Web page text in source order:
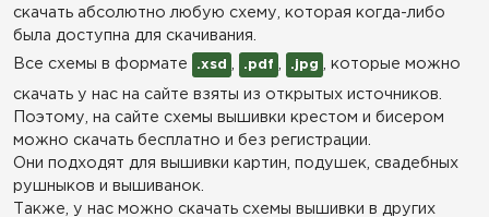
скачать абсолютно любую схему, которая когда-либо
была доступна для скачивания.
Все схемы в формате
.xsd .pdf .jpg , которые можно
скачать у нас на сайте взяты из открытых источников.
Поэтому, на сайте схемы вышивки крестом и бисером
можно скачать бесплатно и без регистрации.
Они подходят для вышивки картин, подушек, свадебных
рушныков и вышиванок.
Также, у нас можно скачать схемы вышивки в других